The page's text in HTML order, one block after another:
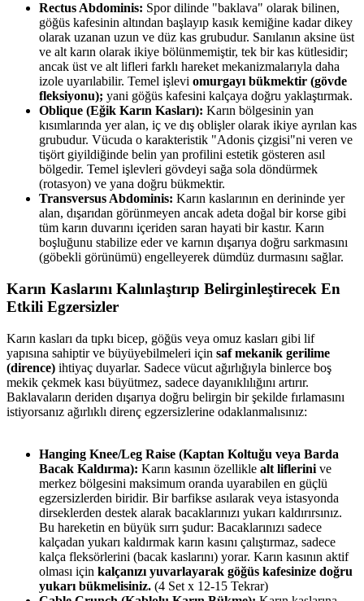
Rectus Abdominis: Spor dilinde "baklava" olarak bilinen,
göğüs kafesinin altından başlayıp kasık kemiğine kadar dikey
olarak uzanan uzun ve düz kas grubudur. Sanılanın aksine üst
ve alt karın olarak ikiye bölünmemiştir, tek bir kas kütlesidir;
ancak üst ve alt lifleri farklı hareket mekanizmalarıyla daha
izole uyarılabilir. Temel işlevi omurgayı bükmektir (gövde
fleksiyonu); yani göğüs kafesini kalçaya doğru yaklaştırmak.
Oblique (Eğik Karın Kasları): Karın bölgesinin yan
kısımlarında yer alan, iç ve dış oblişler olarak ikiye ayrılan kas
grubudur. Vücuda o karakteristik "Adonis çizgisi"ni veren ve
tişört giyildiğinde belin yan profilini estetik gösteren asıl
bölgedir. Temel işlevleri gövdeyi sağa sola döndürmek
(rotasyon) ve yana doğru bükmektir.
Transversus Abdominis: Karın kaslarının en derininde yer
alan, dışarıdan görünmeyen ancak adeta doğal bir korse gibi
tüm karın duvarını içeriden saran hayati bir kastır. Karın
boşluğunu stabilize eder ve karnın dışarıya doğru sarkmasını
(göbekli görünümü) engelleyerek dümdüz durmasını sağlar.
Karın Kaslarını Kalınlaştırıp Belirginleştirecek En
Etkili Egzersizler​
Karın kasları da tıpkı bicep, göğüs veya omuz kasları gibi lif
yapısına sahiptir ve büyüyebilmeleri için saf mekanik gerilime
(dirence) ihtiyaç duyarlar. Sadece vücut ağırlığıyla binlerce boş
mekik çekmek kası büyütmez, sadece dayanıklılığını artırır.
Baklavaların deriden dışarıya doğru belirgin bir şekilde fırlamasını
istiyorsanız ağırlıklı direnç egzersizlerine odaklanmalısınız:
Hanging Knee/Leg Raise (Kaptan Koltuğu veya Barda
Bacak Kaldırma): Karın kasının özellikle alt liflerini ve
merkez bölgesini maksimum oranda uyarabilen en güçlü
egzersizlerden biridir. Bir barfikse asılarak veya istasyonda
dirseklerden destek alarak bacaklarınızı yukarı kaldırırsınız.
Bu hareketin en büyük sırrı şudur: Bacaklarınızı sadece
kalçadan yukarı kaldırmak karın kasını çalıştırmaz, sadece
kalça fleksörlerini (bacak kaslarını) yorar. Karın kasının aktif
olması için kalçanızı yuvarlayarak göğüs kafesinize doğru
yukarı bükmelisiniz. (4 Set x 12-15 Tekrar)